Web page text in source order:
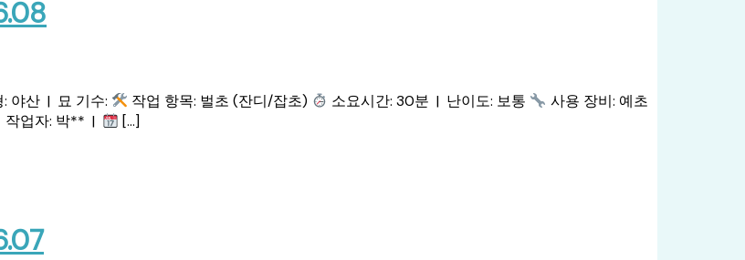
: 야산 | 묘 기수: 작업 항목: 벌초 (잔디/잡초) 소요시간: 30분 | 난이도: 보통
사용 장비: 예초
작업자: 박** |
[…]